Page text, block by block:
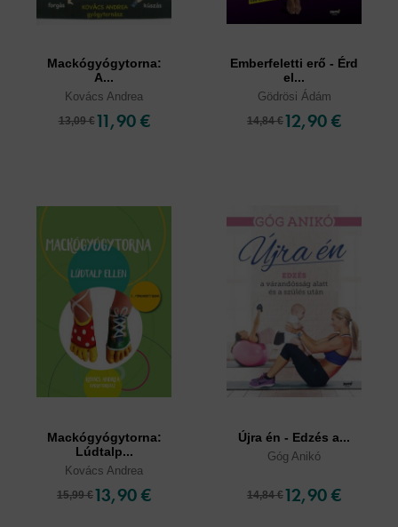
Mackógyógytorna:
A...
Kovács Andrea
13,09 € 11,90 €
Emberfeletti erő - Érd
el...
Gödrösi Ádám
14,84 €12,90 €
Mackógyógytorna:
Lúdtalp...
Kovács Andrea
15,99 €13,90 €
Újra én - Edzés a...
Góg Anikó
14,84 €12,90 €